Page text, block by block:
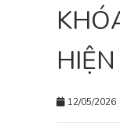
12/05/2026